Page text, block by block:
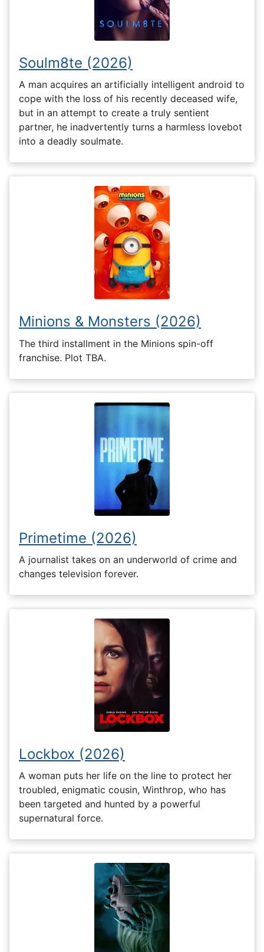
Soulm8te (2026)
A man acquires an artificially intelligent android to
cope with the loss of his recently deceased wife,
but in an attempt to create a truly sentient
partner, he inadvertently turns a harmless lovebot
into a deadly soulmate.
Minions & Monsters (2026)
The third installment in the Minions spin-off
franchise. Plot TBA.
Primetime (2026)
A journalist takes on an underworld of crime and
changes television forever.
Lockbox (2026)
A woman puts her life on the line to protect her
troubled, enigmatic cousin, Winthrop, who has
been targeted and hunted by a powerful
supernatural force.